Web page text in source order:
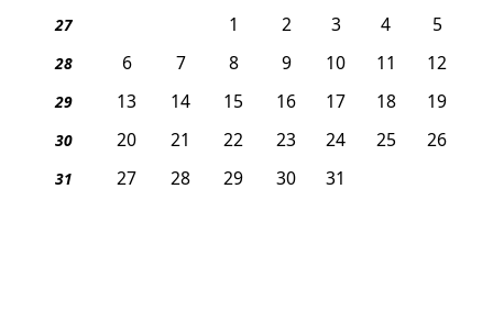
27 1 2 3 4 5
28 6 7 8 9 10 11 12
29 13 14 15 16 17 18 19
30 20 21 22 23 24 25 26
31 27 28 29 30 31